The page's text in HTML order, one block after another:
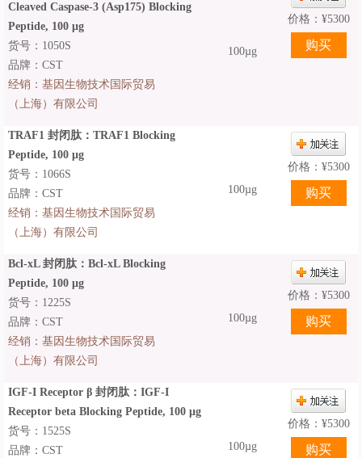
Cleaved Caspase-3 (Asp175) Blocking
Peptide, 100 μg
100µg
价格： ¥5300
货号：1050S
品牌：CST
经销： 基因生物技术国际贸易
（上海）有限公司
TRAF1 封闭肽：TRAF1 Blocking
Peptide, 100 μg
100µg
价格： ¥5300
货号：1066S
品牌：CST
经销： 基因生物技术国际贸易
（上海）有限公司
Bcl-xL 封闭肽：Bcl-xL Blocking
Peptide, 100 μg
100µg
价格： ¥5300
货号：1225S
品牌：CST
经销： 基因生物技术国际贸易
（上海）有限公司
IGF-I Receptor β 封闭肽：IGF-I
Receptor beta Blocking Peptide, 100 μg
100µg
价格： ¥5300
货号：1525S
品牌：CST